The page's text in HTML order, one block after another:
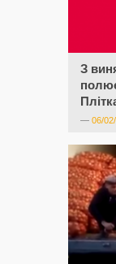
З
— 06/